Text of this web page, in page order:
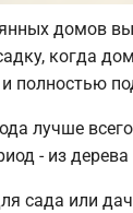
домов
когда
полностью
лучше
- из
сада или